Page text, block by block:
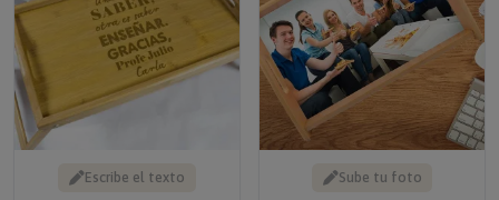
Escribe el texto Sube tu foto